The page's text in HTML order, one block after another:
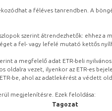
a féléves tanrendben. A
szerint átrendezhetők: ehhez a
a fel- vagy lefelé mutató kettős
a megfelelő adat ETR-beli
vezet, ilyenkor az ETR-es
be, ahol az adatlekérést a védett
megjelenítésre. Ezek feloldása:
Tagozat